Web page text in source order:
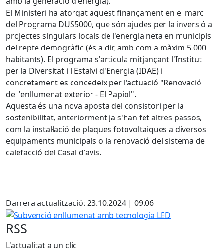
El Ministeri ha atorgat aquest finançament en el marc
del Programa DUS5000, que són ajudes per la inversió a
projectes singulars locals de l'energia neta en municipis
del repte demogràfic (és a dir, amb com a màxim 5.000
habitants). El programa s'articula mitjançant l'Institut
per la Diversitat i l'Estalvi d'Energia (IDAE) i
concretament es concedeix per l'actuació "Renovació
de l'enllumenat exterior - El Papiol".
Aquesta és una nova aposta del consistori per la
sostenibilitat, anteriorment ja s'han fet altres passos,
com la instal·lació de plaques fotovoltaiques a diversos
equipaments municipals o la renovació del sistema de
calefacció del Casal d'avis.
Darrera actualització: 23.10.2024 | 09:06
Subvenció enllumenat amb tecnologia LED
RSS
L'actualitat a un clic